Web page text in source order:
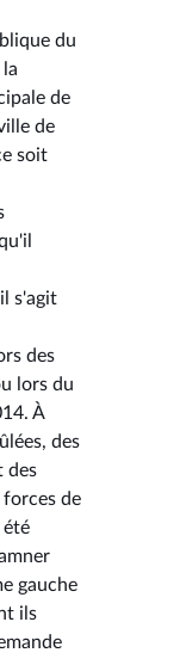
du
de
de
soit
s'agit
des
lors du
À
des
des
de
été
gauche
ils